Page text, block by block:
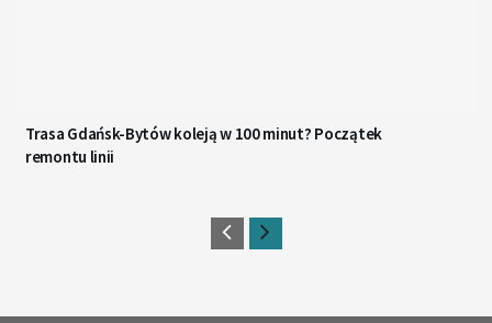
Trasa Gdańsk-Bytów koleją w 100 minut? Początek
remontu linii